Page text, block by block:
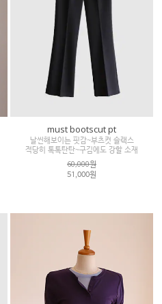
must bootscut pt
날씬해보이는 핏감~부츠컷 슬랙스
적당히 톡톡탄탄~구김에도 강할 소재
60,000원
51,000원